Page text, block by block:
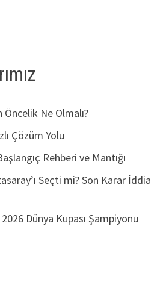
Ne Olmalı?
Çözüm Yolu
Rehberi ve Mantığı
Seçti mi? Son Karar İddia
Dünya Kupası Şampiyonu